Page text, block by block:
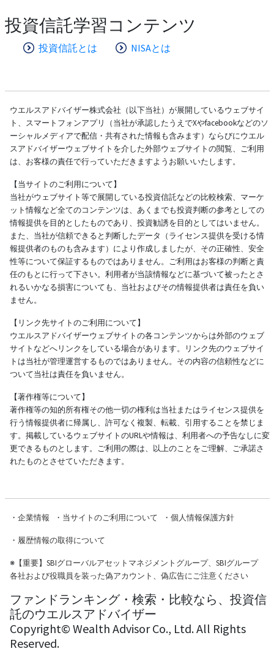
投資信託学習コンテンツ
投資信託とは NISAとは
ウエルスアドバイザー株式会社（以下当社）が展開しているウェブサイ
ト、スマートフォンアプリ（当社が承認したうえでXやfacebookなどのソ
ーシャルメディアで配信・共有された情報も含みます）ならびにウエル
スアドバイザーウェブサイトを介した外部ウェブサイトの閲覧、ご利用
は、お客様の責任で行っていただきますようお願いいたします。
【当サイトのご利用について】
当社がウェブサイト等で展開している投資信託などの比較検索、マーケ
ット情報など全てのコンテンツは、あくまでも投資判断の参考としての
情報提供を目的としたものであり、投資勧誘を目的としてはいません。
また、当社が信頼できると判断したデータ（ライセンス提供を受ける情
報提供者のものも含みます）により作成しましたが、その正確性、安全
性等について保証するものではありません。ご利用はお客様の判断と責
任のもとに行って下さい。利用者が当該情報などに基づいて被ったとさ
れるいかなる損害についても、当社およびその情報提供者は責任を負い
ません。
【リンク先サイトのご利用について】
ウエルスアドバイザーウェブサイトの各コンテンツからは外部のウェブ
サイトなどへリンクをしている場合があります。リンク先のウェブサイ
トは当社が管理運営するものではありません。その内容の信頼性などに
ついて当社は責任を負いません。
【著作権等について】
著作権等の知的所有権その他一切の権利は当社またはライセンス提供を
行う情報提供者に帰属し、許可なく複製、転載、引用することを禁じま
す。掲載しているウェブサイトのURLや情報は、利用者への予告なしに変
更できるものとします。ご利用の際は、以上のことをご理解、ご承諾さ
れたものとさせていただきます。
・ 企業情報 ・ 当サイトのご利用について ・ 個人情報保護方針
・ 履歴情報の取得について
※【重要】SBIグローバルアセットマネジメントグループ、SBIグループ
各社および役職員を装った偽アカウント、偽広告にご注意ください
ファンドランキング・検索・比較なら、投資信
託のウエルスアドバイザー
Copyright© Wealth Advisor Co., Ltd. All Rights
Reserved.